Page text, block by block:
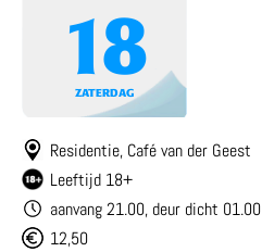
18
ZATERDAG
Residentie, Café van der Geest
Leeftijd 18+
aanvang 21.00, deur dicht 01.00
12,50